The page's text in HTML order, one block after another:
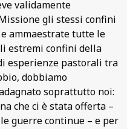
validamente
gli stessi confini
ammaestrate tutte le
estremi confini della
esperienze pastorali tra
dobbiamo
soprattutto noi:
che ci è stata offerta –
guerre continue – e per